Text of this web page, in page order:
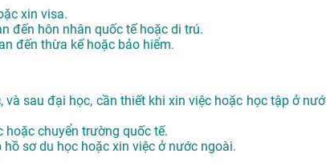
xin visa.
đến hôn nhân quốc tế hoặc di trú.
đến thừa kế hoặc bảo hiểm.
và sau đại học, cần thiết khi xin việc hoặc học tập ở
chuyển trường quốc tế.
hồ sơ du học hoặc xin việc ở nước ngoài.